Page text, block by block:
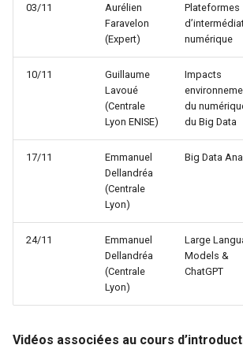
03/11
Aurélien
Faravelon
(Expert)
Plateformes
numérique
10/11
Guillaume
Lavoué
(Centrale
Lyon ENISE)
Impacts
du
du Big Data
17/11
Emmanuel
Dellandréa
(Centrale
Lyon)
Big Data
24/11
Emmanuel
Dellandréa
(Centrale
Lyon)
Large
Models &
ChatGPT
Vidéos associées au cours